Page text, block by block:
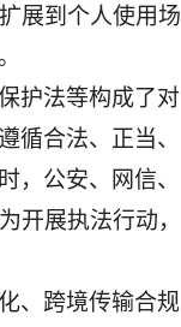
展到个人使用场
护法等构成了对
循合法、正当、
，公安、网信、
开展执法行动，
、跨境传输合规